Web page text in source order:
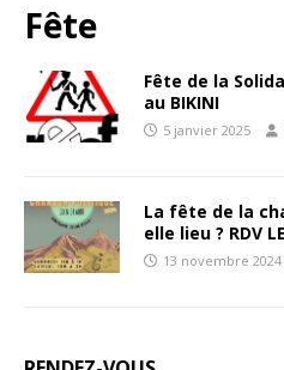
Fête
Fête de la
au BIKINI
5 janvier 2025
La fête de la
elle lieu ? RDV
13 novembre 2024